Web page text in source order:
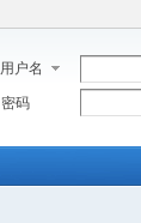
用户名
密码